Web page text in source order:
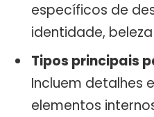
específicos de
identidade,
Tipos principais
Incluem detalhes
elementos